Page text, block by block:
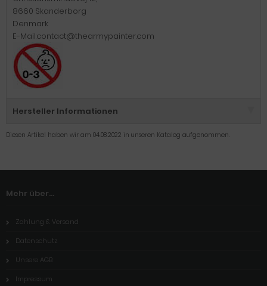
8660 Skanderborg
Denmark
E-Mail:contact@thearmypainter.com
Hersteller Informationen
Diesen Artikel haben wir am 04.08.2022 in unseren Katalog aufgenommen.
Mehr über...
Zahlung & Versand
Datenschutz
Unsere AGB
Impressum